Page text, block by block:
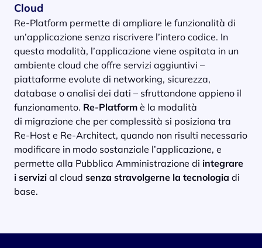
Cloud
Re-Platform permette di ampliare le funzionalità di
un’applicazione senza riscrivere l’intero codice. In
questa modalità, l’applicazione viene ospitata in un
ambiente cloud che offre servizi aggiuntivi –
piattaforme evolute di networking, sicurezza,
database o analisi dei dati – sfruttandone appieno il
funzionamento. Re-Platform è la modalità
di migrazione che per complessità si posiziona tra
Re-Host e Re-Architect, quando non risulti necessario
modificare in modo sostanziale l’applicazione, e
permette alla Pubblica Amministrazione di integrare
i servizi al cloud senza stravolgerne la tecnologia di
base.